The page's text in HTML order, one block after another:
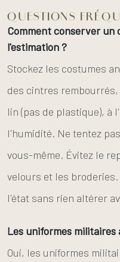
QUESTIONS
Comment conserver un
l'estimation ?
Stockez les costumes
des cintres
lin (pas de plastique), à
l'humidité. Ne tentez
vous-même. Évitez le
velours et les
l'état sans rien altérer
Les uniformes
Oui, les uniformes